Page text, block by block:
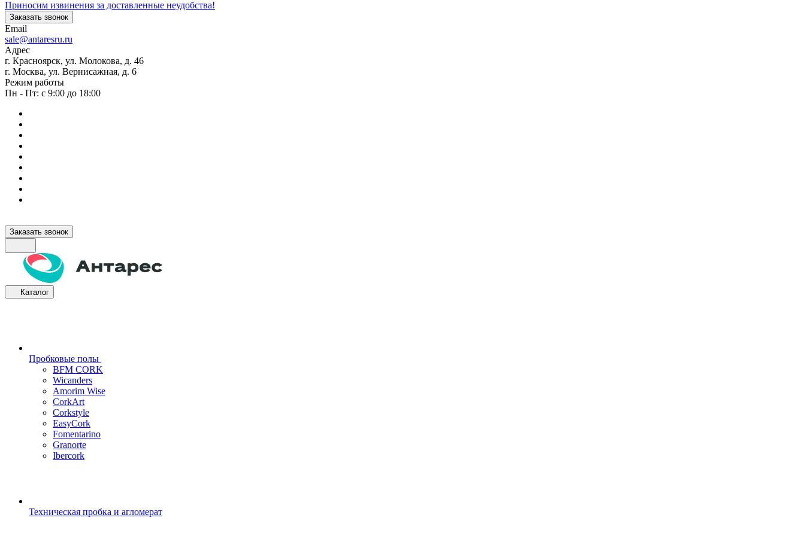
Приносим извинения за доставленные неудобства!
Заказать звонок
Email
sale@antaresru.ru
Адрес
г. Красноярск, ул. Молокова, д. 46
г. Москва, ул. Вернисажная, д. 6
Режим работы
Пн - Пт: с 9:00 до 18:00
Заказать звонок
Каталог
Пробковые полы
BFM CORK
Wicanders
Amorim Wise
CorkArt
Corkstyle
EasyCork
Fomentarino
Granorte
Ibercork
Техническая пробка и агломерат